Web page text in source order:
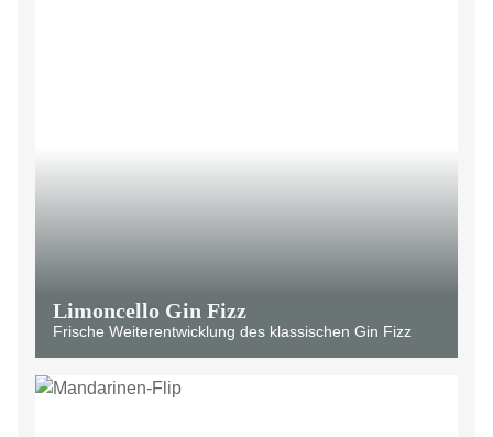
Limoncello Gin Fizz
Frische Weiterentwicklung des klassischen Gin Fizz